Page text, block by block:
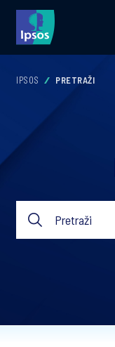
IPSOS PRETRAŽI